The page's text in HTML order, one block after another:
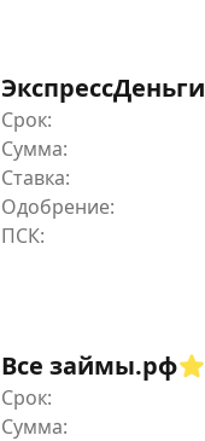
ЭкспрессДеньги
Срок:
Сумма:
Ставка:
Одобрение:
Все займы.рф
Срок:
Сумма: